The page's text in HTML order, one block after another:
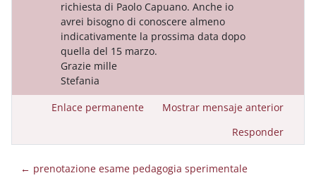
richiesta di Paolo Capuano. Anche io
avrei bisogno di conoscere almeno
indicativamente la prossima data dopo
quella del 15 marzo.
Grazie mille
Stefania
Enlace permanente
Mostrar mensaje anterior
Responder
← prenotazione esame pedagogia sperimentale